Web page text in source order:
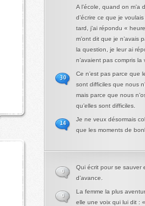
A l’école, quand on m’a
d’écrire ce que je
tard, j’ai répondu «
m’ont dit que je n’avais
la question, je leur ai
n’avaient pas compris la
Ce n’est pas parce que
sont difficiles que nous
mais parce que nous
qu’elles sont difficiles.
30
Je ne veux désormais
que les moments de
14
Qui écrit pour se sauver
d’avance.
0
La femme la plus
elle une voix qui lui dit :
0